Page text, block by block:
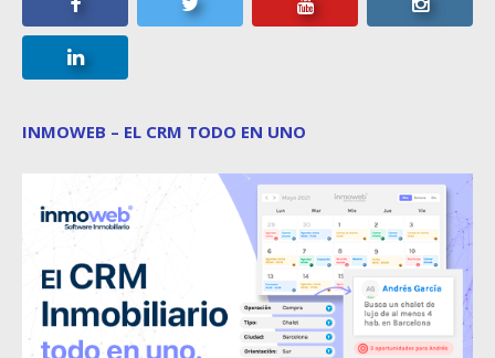
INMOWEB – EL CRM TODO EN UNO